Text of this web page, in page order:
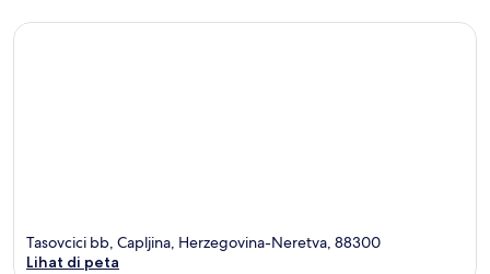
Tasovcici bb, Capljina, Herzegovina-Neretva, 88300
Lihat di peta